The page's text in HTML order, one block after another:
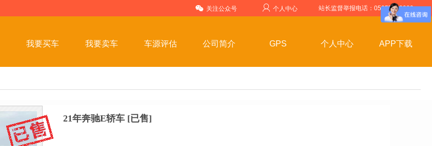
关注公众号 个人中心 站长监督举报电话：05357599999
我要买车 我要卖车 车源评估 公司简介 GPS 个人中心 APP下载
21年奔驰E轿车 [已售]